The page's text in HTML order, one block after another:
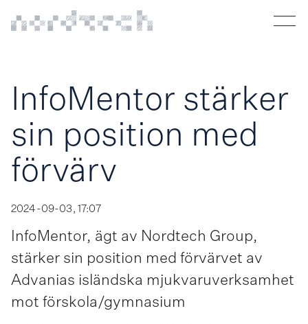
InfoMentor stärker
sin position med
förvärv
2024-09-03, 17:07
InfoMentor, ägt av Nordtech Group,
stärker sin position med förvärvet av
Advanias isländska mjukvaru­verksamhet
mot förskola/gymnasium